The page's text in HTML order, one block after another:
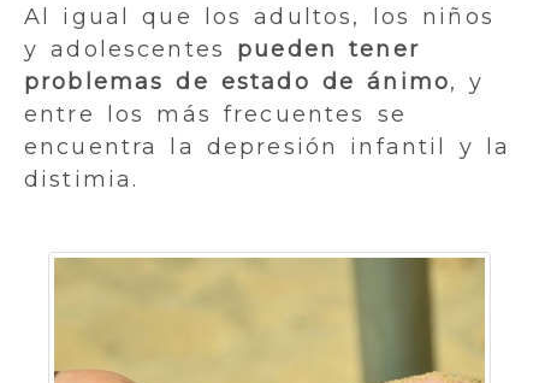
Al igual que los adultos, los niños
y adolescentes
pueden tener
problemas de estado de ánimo, y
entre los más frecuentes se
encuentra la depresión infantil y la
distimia.